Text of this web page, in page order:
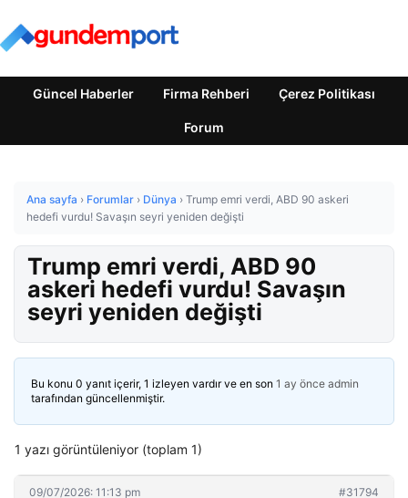
Güncel Haberler Firma Rehberi Çerez Politikası
Forum
Ana sayfa › Forumlar › Dünya › Trump emri verdi, ABD 90 askeri
hedefi vurdu! Savaşın seyri yeniden değişti
Trump emri verdi, ABD 90
askeri hedefi vurdu! Savaşın
seyri yeniden değişti
Bu konu 0 yanıt içerir, 1 izleyen vardır ve en son 1 ay önce admin
tarafından güncellenmiştir.
1 yazı görüntüleniyor (toplam 1)
09/07/2026: 11:13 pm #31794